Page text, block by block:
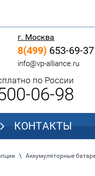
г. Москва
8(499) 653-69-37
info@vp-alliance.ru
по России
06-98
КОНТАКТЫ
\ Аккумуляторные